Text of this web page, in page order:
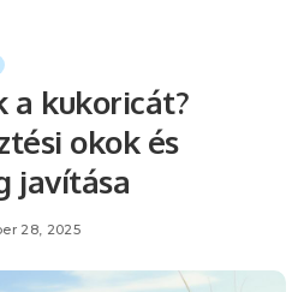
a kukoricát?
okok és
javítása
28, 2025